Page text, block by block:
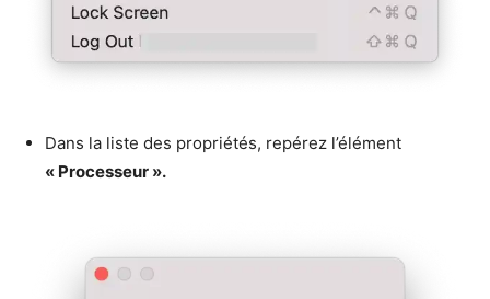
Dans la liste des propriétés, repérez l’élément
« Processeur ».